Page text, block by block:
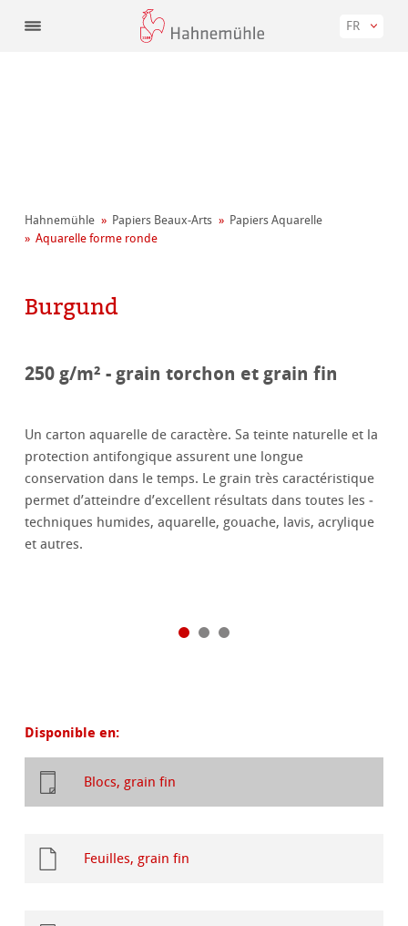
FR
Hahnemühle Papiers Beaux-Arts
Papiers Aquarelle
Aquarelle forme ronde
Burgund
250 g/m² - grain torchon et grain fin
Un carton aquarelle de caractère. Sa teinte naturelle et la
protection anti­fongique assurent une longue
conservation dans le temps. Le grain très ­caractéristique
permet d’atteindre d’excellent résultats dans toutes les ­
techniques humides, aquarelle, gouache, lavis, acrylique
et autres.
Disponible en:
Blocs, grain fin
Feuilles, grain fin